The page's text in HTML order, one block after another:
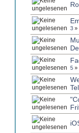
3 »
5 »